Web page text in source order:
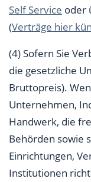
Self Service oder
(Verträge hier
(4) Sofern Sie
die gesetzliche
Bruttopreis).
Unternehmen,
Handwerk, die
Behörden sowie
Einrichtungen,
Institutionen